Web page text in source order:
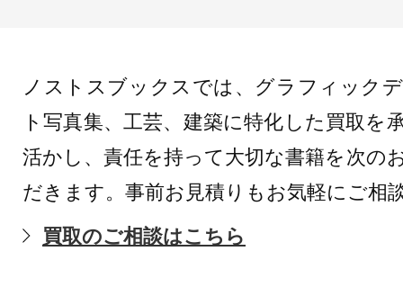
ノストスブックスでは、グラフィック
ト写真集、工芸、建築に特化した買取を
活かし、責任を持って大切な書籍を次の
だきます。事前お見積りもお気軽にご相
買取のご相談はこちら